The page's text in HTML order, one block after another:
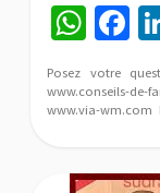
W
at
sA
p
ce
b
o
o
Posez votre
www.conseils-
www.via-wm.com